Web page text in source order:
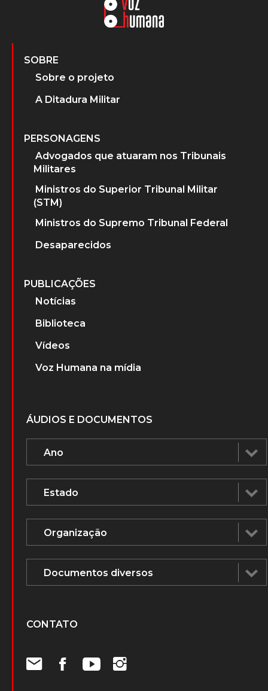
SOBRE
Sobre o projeto
A Ditadura Militar
PERSONAGENS
Advogados que atuaram nos Tribunais
Militares
Ministros do Superior Tribunal Militar
(STM)
Ministros do Supremo Tribunal Federal
Desaparecidos
PUBLICAÇÕES
Notícias
Biblioteca
Vídeos
Voz Humana na mídia
ÁUDIOS E DOCUMENTOS
CONTATO